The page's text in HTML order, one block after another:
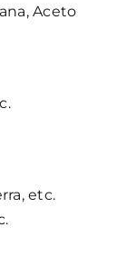
Aceto
etc.